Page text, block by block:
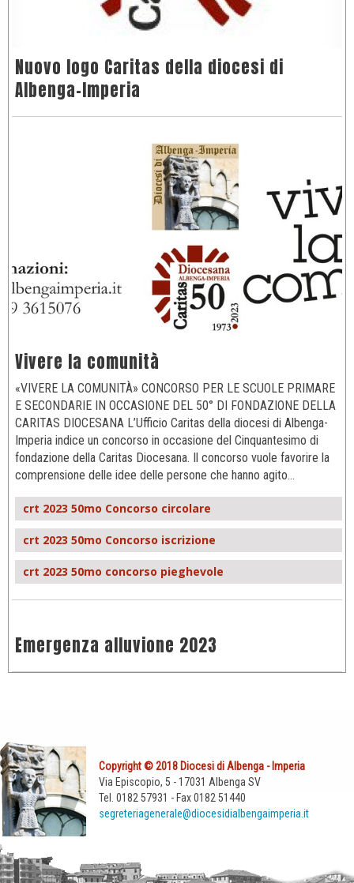
Nuovo logo Caritas della diocesi di
Albenga-Imperia
Vivere la comunità
«VIVERE LA COMUNITÀ» CONCORSO PER LE SCUOLE PRIMARE
E SECONDARIE IN OCCASIONE DEL 50° DI FONDAZIONE DELLA
CARITAS DIOCESANA L’Ufficio Caritas della diocesi di Albenga-
Imperia indice un concorso in occasione del Cinquantesimo di
fondazione della Caritas Diocesana. Il concorso vuole favorire la
comprensione delle idee delle persone che hanno agito…
crt 2023 50mo Concorso circolare
crt 2023 50mo Concorso iscrizione
crt 2023 50mo concorso pieghevole
Emergenza alluvione 2023
Copyright © 2018 Diocesi di Albenga - Imperia
Via Episcopio, 5 - 17031 Albenga SV
Tel. 0182 57931 - Fax 0182 51440
segreteriagenerale@diocesidialbengaimperia.it